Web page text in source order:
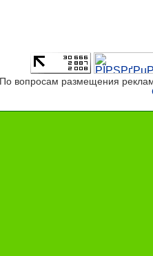
По вопросам размещения